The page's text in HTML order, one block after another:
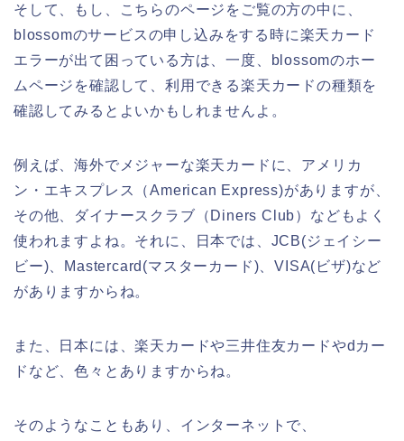
そして、もし、こちらのページをご覧の方の中に、
blossomのサービスの申し込みをする時に楽天カード
エラーが出て困っている方は、一度、blossomのホー
ムページを確認して、利用できる楽天カードの種類を
確認してみるとよいかもしれませんよ。
例えば、海外でメジャーな楽天カードに、アメリカ
ン・エキスプレス（American Express)がありますが、
その他、ダイナースクラブ（Diners Club）などもよく
使われますよね。それに、日本では、JCB(ジェイシー
ビー)、Mastercard(マスターカード)、VISA(ビザ)など
がありますからね。
また、日本には、楽天カードや三井住友カードやdカー
ドなど、色々とありますからね。
そのようなこともあり、インターネットで、